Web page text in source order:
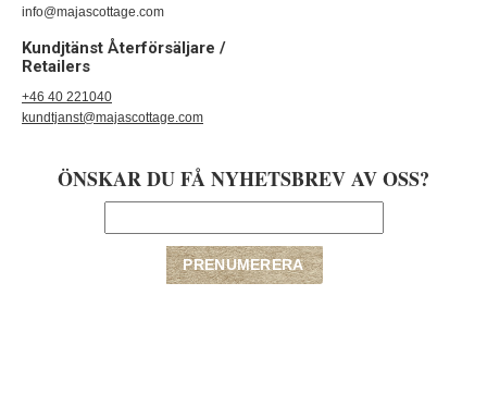
info@majascottage.com
Kundjtänst Återförsäljare /
Retailers
+46 40 221040
kundtjanst@majascottage.com
ÖNSKAR DU FÅ NYHETSBREV AV OSS?